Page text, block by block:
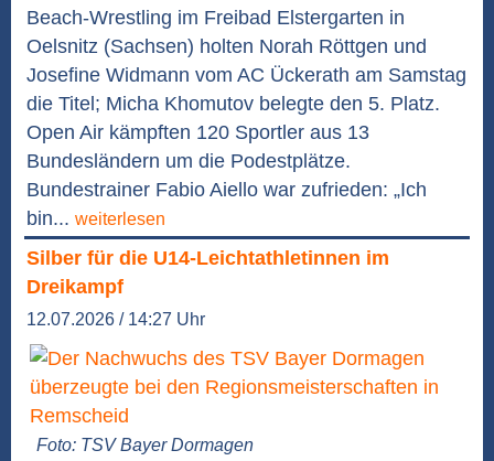
Beach-Wrestling im Freibad Elstergarten in
Oelsnitz (Sachsen) holten Norah Röttgen und
Josefine Widmann vom AC Ückerath am Samstag
die Titel; Micha Khomutov belegte den 5. Platz.
Open Air kämpften 120 Sportler aus 13
Bundesländern um die Podestplätze.
Bundestrainer Fabio Aiello war zufrieden: „Ich
bin... weiterlesen
Silber für die U14-Leichtathletinnen im
Dreikampf
12.07.2026 / 14:27 Uhr
Foto: TSV Bayer Dormagen